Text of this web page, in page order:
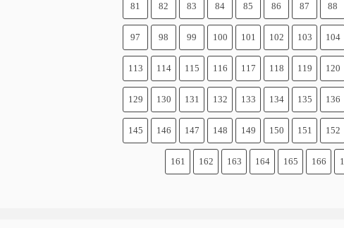
81 82 83 84 85 86 87 88
97 98 99 100 101 102 103 104
113 114 115 116 117 118 119 120
129 130 131 132 133 134 135 136
145 146 147 148 149 150 151 152
161 162 163 164 165 166